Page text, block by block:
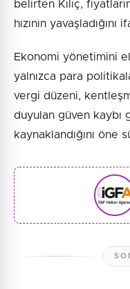
belirten Kılıç,
hızının yavaşladığını
Ekonomi yönetimini
yalnızca para
vergi düzeni,
duyulan güven
kaynaklandığını öne